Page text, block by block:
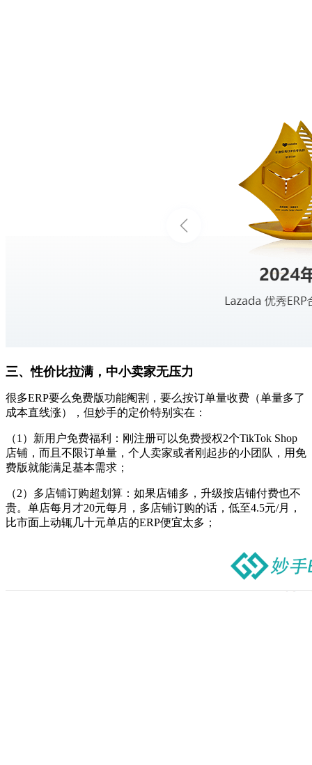
三、性价比拉满，中小卖家无压力
很多ERP要么免费版功能阉割，要么按订单量收费（单量多了
成本直线涨），但妙手的定价特别实在：
（1 ） 新用户免费福利：刚注册可以免费授权2个TikTok Shop
店铺，而且不限订单量，个人卖家或者刚起步的小团队，用免
费版就能满足基本需求；
（2） 多店铺订购超划算：如果店铺多，升级按店铺付费也不
贵。 单店每月 才20元每月 ， 多店铺订购的话，低至4.5元/月
，
比市面上动辄几十元单店的ERP便宜太多；